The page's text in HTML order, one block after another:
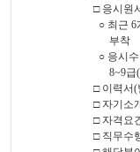
□ 응시원
○ 최근 6
부착
○ 응시수
8~9급(
□ 이력서(
□ 자기소
□ 자격요
□ 직무수